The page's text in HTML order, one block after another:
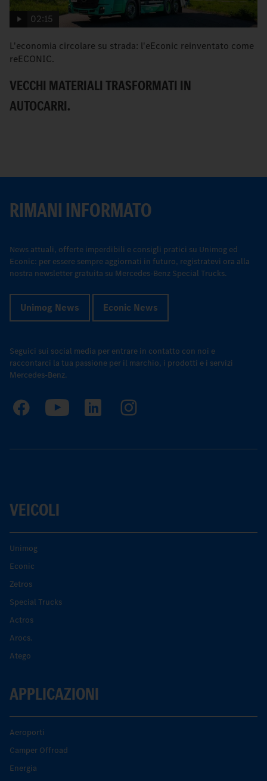
02:15
L'economia circolare su strada: l'eEconic reinventato come
reECONIC.
VECCHI MATERIALI TRASFORMATI IN
AUTOCARRI.
RIMANI INFORMATO
News attuali, offerte imperdibili e consigli pratici su Unimog ed
Econic: per essere sempre aggiornati in futuro, registratevi ora alla
nostra newsletter gratuita su Mercedes-Benz Special Trucks.
Unimog News Econic News
Seguici sui social media per entrare in contatto con noi e
raccontarci la tua passione per il marchio, i prodotti e i servizi
Mercedes-Benz.
VEICOLI
Unimog
Econic
Zetros
Special Trucks
Actros
Arocs.
Atego
APPLICAZIONI
Aeroporti
Camper Offroad
Energia